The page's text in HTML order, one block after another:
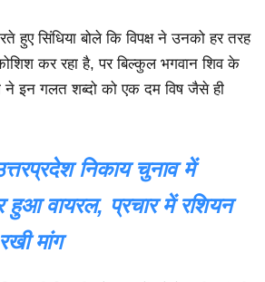
हुए सिंधिया बोले कि विपक्ष ने उनको हर तरह
कर रहा है, पर बिल्कुल भगवान शिव के
ने इन गलत शब्दो को एक दम विष जैसे ही
निकाय चुनाव में
हुआ वायरल, प्रचार में रशियन
मांग